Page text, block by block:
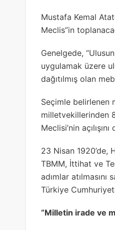
Mustafa Kemal
Meclis”in
Genelgede,
uygulamak üzere
dağıtılmış olan
Seçimle belirlenen
milletvekillerinden
Meclisi’nin
23 Nisan 1920’de,
TBMM, İttihat ve
adımlar
Türkiye
“Milletin irade ve